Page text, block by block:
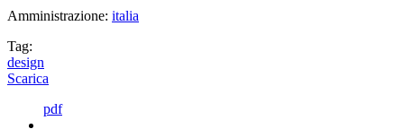
Amministrazione: italia
Tag:
design
Scarica
pdf